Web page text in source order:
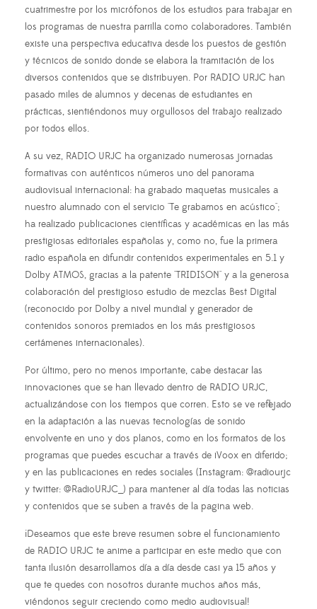
cuatrimestre por los micrófonos de los estudios para trabajar en
los programas de nuestra parrilla como colaboradores. También
existe una perspectiva educativa desde los puestos de gestión
y técnicos de sonido donde se elabora la tramitación de los
diversos contenidos que se distribuyen. Por RADIO URJC han
pasado miles de alumnos y decenas de estudiantes en
prácticas, sientiéndonos muy orgullosos del trabajo realizado
por todos ellos.
A su vez, RADIO URJC ha organizado numerosas jornadas
formativas con auténticos números uno del panorama
audiovisual internacional: ha grabado maquetas musicales a
nuestro alumnado con el servicio "Te grabamos en acústico";
ha realizado publicaciones científicas y académicas en las más
prestigiosas editoriales españolas y, como no, fue la primera
radio española en difundir contenidos experimentales en 5.1 y
Dolby ATMOS, gracias a la patente "TRIDISON" y a la generosa
colaboración del prestigioso estudio de mezclas Best Digital
(reconocido por Dolby a nivel mundial y generador de
contenidos sonoros premiados en los más prestigiosos
certámenes internacionales).
Por último, pero no menos importante, cabe destacar las
innovaciones que se han llevado dentro de RADIO URJC,
actualizándose con los tiempos que corren. Esto se ve reflejado
en la adaptación a las nuevas tecnologías de sonido
envolvente en uno y dos planos, como en los formatos de los
programas que puedes escuchar a través de iVoox en diferido;
y en las publicaciones en redes sociales (Instagram: @radiourjc
y twitter: @RadioURJC_) para mantener al día todas las noticias
y contenidos que se suben a través de la pagina web.
¡Deseamos que este breve resumen sobre el funcionamiento
de RADIO URJC te anime a participar en este medio que con
tanta ilusión desarrollamos día a día desde casi ya 15 años y
que te quedes con nosotros durante muchos años más,
viéndonos seguir creciendo como medio audiovisual!